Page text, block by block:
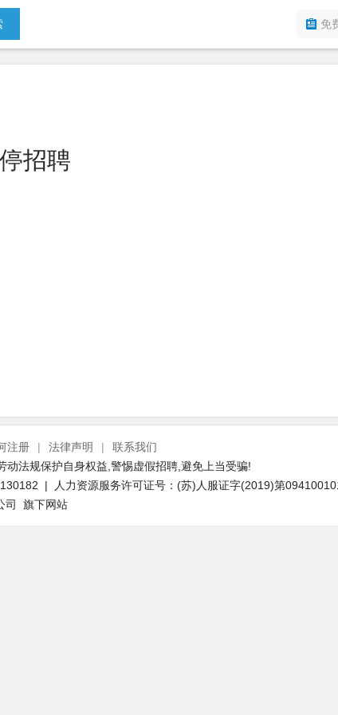
免
招聘
注册 | 法律声明 |
联系我们
法规保护自身权益,警惕虚假招聘,避免上当受骗!
| 人力资源服务许可证号：(苏)人服证字(2019)第
司 旗下网站